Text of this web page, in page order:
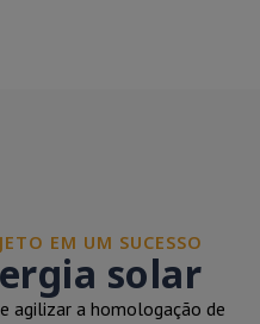
EM UM SUCESSO
solar
agilizar a homologação de